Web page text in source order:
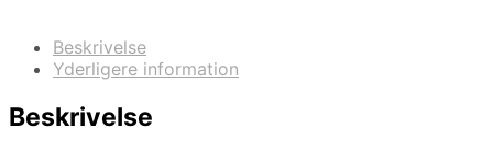
Beskrivelse
Yderligere information
Beskrivelse